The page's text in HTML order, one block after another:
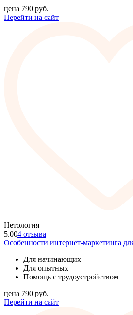
цена 790 руб.
Перейти на сайт
Нетология
5.004 отзыва
Особенности интернет-маркетинга
Для начинающих
Для опытных
Помощь с трудоустройством
цена 790 руб.
Перейти на сайт